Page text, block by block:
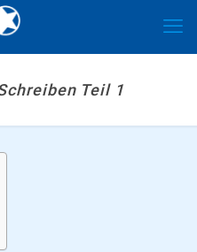
Teil 1